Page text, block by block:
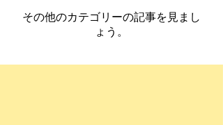
その他のカテゴリーの記事を見まし
ょう。